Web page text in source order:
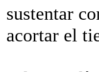
sustentar
acortar el